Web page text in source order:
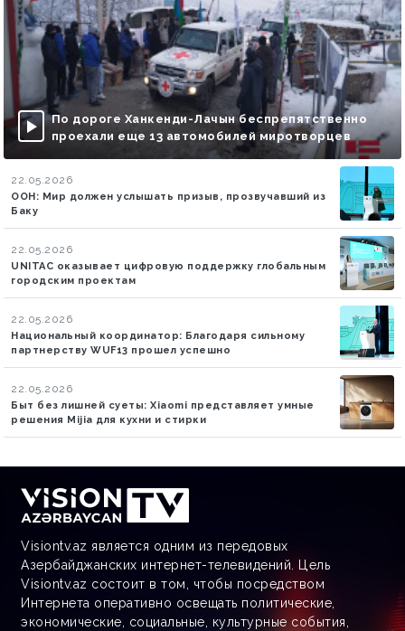
По дороге Ханкенди-Лачын беспрепятственно
проехали еще 13 автомобилей миротворцев
22.05.2026
ООН: Мир должен услышать призыв, прозвучавший из
Баку
22.05.2026
UNITAC оказывает цифровую поддержку глобальным
городским проектам
22.05.2026
Национальный координатор: Благодаря сильному
партнерству WUF13 прошел успешно
22.05.2026
Быт без лишней суеты: Xiaomi представляет умные
решения Mijia для кухни и стирки
Visiontv.az является одним из передовых
Азербайджанских интернет-телевидений. Цель
Visiontv.az состоит в том, чтобы посредством
Интернета оперативно освещать политические,
экономические, социальные, культурные события,